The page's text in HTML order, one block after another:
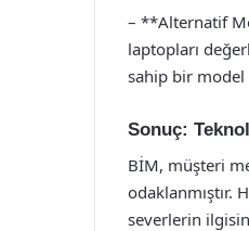
– **Alternatif
laptopları
sahip bir
Sonuç:
BİM, müşteri
odaklanmıştır.
severlerin